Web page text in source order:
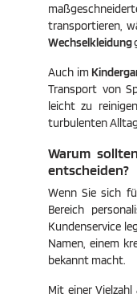
transportieren,
Wechselkleidung
Auch im
Transport von
leicht zu
turbulenten
Warum
entscheiden?
Wenn Sie sich
Bereich
Kundenservice
Namen, einem
bekannt macht.
Mit einer